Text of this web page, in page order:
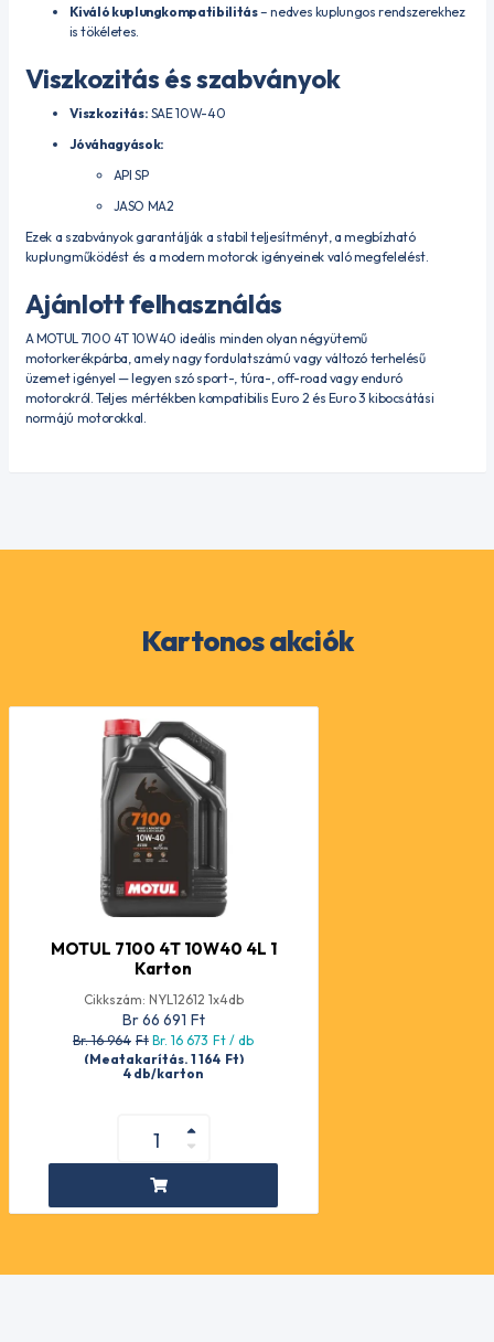
Kiváló kuplungkompatibilitás– nedves kuplungos rendszerekhez
is tökéletes.
Viszkozitás és szabványok
Viszkozitás: SAE 10W-40
Jóváhagyások:
API SP
JASO MA2
Ezek a szabványok garantálják a stabil teljesítményt, a megbízható
kuplungműködést és a modern motorok igényeinek való megfelelést.
Ajánlott felhasználás
A MOTUL 7100 4T 10W40 ideális minden olyan négyütemű
motorkerékpárba, amely nagy fordulatszámú vagy változó terhelésű
üzemet igényel — legyen szó sport-, túra-, off-road vagy enduró
motorokról. Teljes mértékben kompatibilis Euro 2 és Euro 3 kibocsátási
normájú motorokkal.
Kartonos akciók
MOTUL 7100 4T 10W40 4L 1
Karton
Cikkszám: NYL12612 1x4db
Br 66 691 Ft
Br. 16 964 Ft Br. 16 673 Ft / db
(Megtakarítás. 1 164 Ft)
4 db/karton